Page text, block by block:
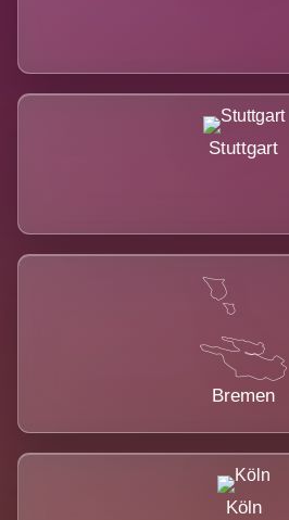
Stuttgart
Bremen
Köln